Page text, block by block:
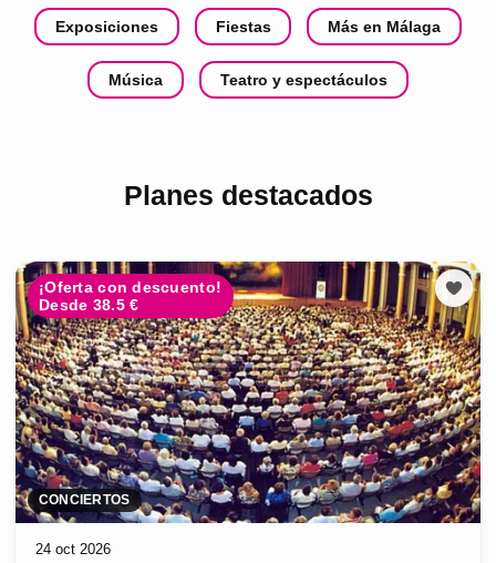
Exposiciones Fiestas Más en Málaga
Música Teatro y espectáculos
Planes destacados
¡Oferta con descuento!
Desde 38.5 €
CONCIERTOS
24 oct 2026